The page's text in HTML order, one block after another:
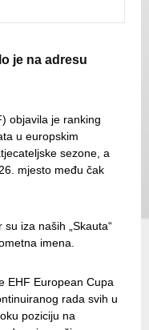
je na adresu
objavila je ranking
u europskim
sezone, a
mjesto među čak
iza naših „Skauta“
imena.
EHF European Cupa
rada svih u
poziciju na